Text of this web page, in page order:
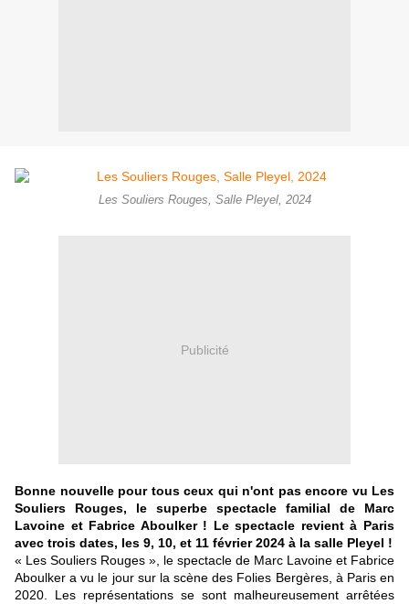
Les Souliers Rouges, Salle Pleyel, 2024
Publicité
Bonne nouvelle pour tous ceux qui n'ont pas encore vu Les
Souliers Rouges, le superbe spectacle familial de Marc
Lavoine et Fabrice Aboulker ! Le spectacle revient à Paris
avec trois dates, les 9, 10, et 11 février 2024 à la salle Pleyel !
« Les Souliers Rouges », le spectacle de Marc Lavoine et Fabrice
Aboulker a vu le jour sur la scène des Folies Bergères, à Paris en
2020. Les représentations se sont malheureusement arrêtées